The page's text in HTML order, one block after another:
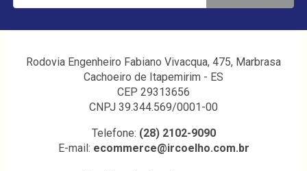
Rodovia Engenheiro Fabiano Vivacqua, 475, Marbrasa
Cachoeiro de Itapemirim - ES
CEP 29313656
CNPJ 39.344.569/0001-00
Telefone: (28) 2102-9090
E-mail: ecommerce@ircoelho.com.br